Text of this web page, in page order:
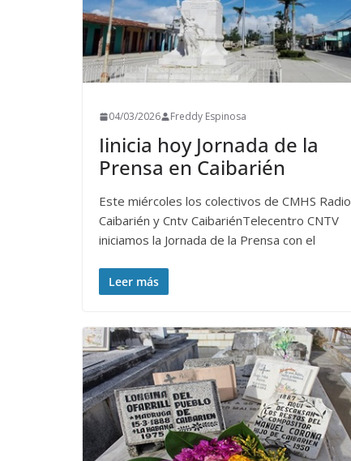
04/03/2026 Freddy Espinosa
Iinicia hoy Jornada de la
Prensa en Caibarién
Este miércoles los colectivos de CMHS Radio
Caibarién y Cntv CaibariénTelecentro CNTV
iniciamos la Jornada de la Prensa con el
Leer más